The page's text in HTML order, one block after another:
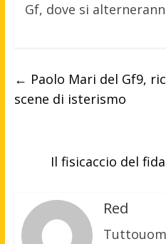
Gf, dove si
← Paolo Mari del Gf9,
scene di isterismo
Il fisicaccio del
Red